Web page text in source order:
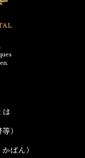
は
）​
ばん）